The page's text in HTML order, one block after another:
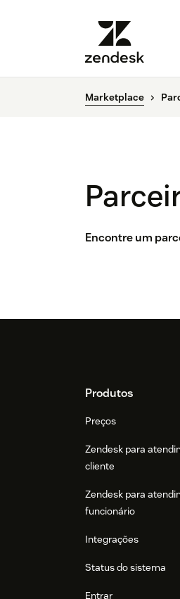
Marketplace
Encontre um
FooterProdutos
Preços
Zendesk para
cliente
Zendesk para
funcionário
Integrações
Status do sistema
Entrar